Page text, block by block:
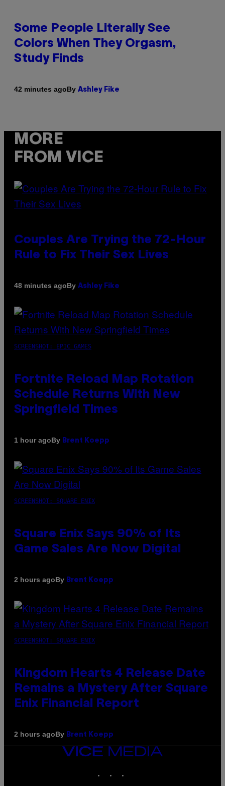
Some People Literally See
Colors When They Orgasm,
Study Finds
42 minutes agoBy Ashley Fike
MORE
FROM VICE
Couples Are Trying the 72-Hour
Rule to Fix Their Sex Lives
48 minutes agoBy Ashley Fike
SCREENSHOT: EPIC GAMES
Fortnite Reload Map Rotation
Schedule Returns With New
Springfield Times
1 hour agoBy Brent Koepp
SCREENSHOT: SQUARE ENIX
Square Enix Says 90% of Its
Game Sales Are Now Digital
2 hours agoBy Brent Koepp
SCREENSHOT: SQUARE ENIX
Kingdom Hearts 4 Release Date
Remains a Mystery After Square
Enix Financial Report
2 hours agoBy Brent Koepp
VICE
MEDIA